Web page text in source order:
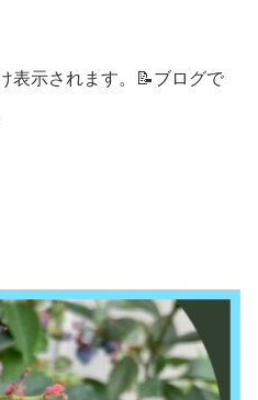
表示されます。📝ブログで